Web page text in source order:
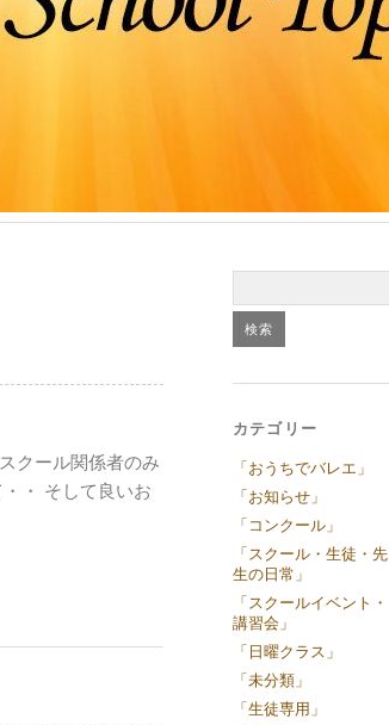
クール関係者のみ
・ そして良いお
カテゴリー
「おうちでバレエ」
「お知らせ」
「コンクール」
「スクール・生徒・先
生の日常」
「スクールイベント・
講習会」
「日曜クラス」
「未分類」
「生徒専用」